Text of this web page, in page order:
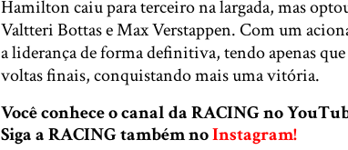
Hamilton caiu para terceiro na largada, mas
Valtteri Bottas e Max Verstappen. Com um
a liderança de forma definitiva, tendo apenas
voltas finais, conquistando mais uma vitória.
Você conhece o canal da RACING no
Siga a RACING também noInstagram!